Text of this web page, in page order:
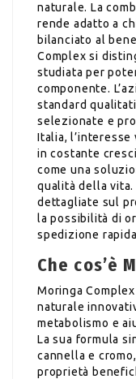
naturale. La
rende adatto a
bilanciato al
Complex si
studiata per
componente.
standard
selezionate e
Italia,
in costante
come una
qualità della
dettagliate sul
la possibilità di
spedizione
Che cos’è
Moringa
naturale
metabolismo e
La sua formula
cannella e
proprietà